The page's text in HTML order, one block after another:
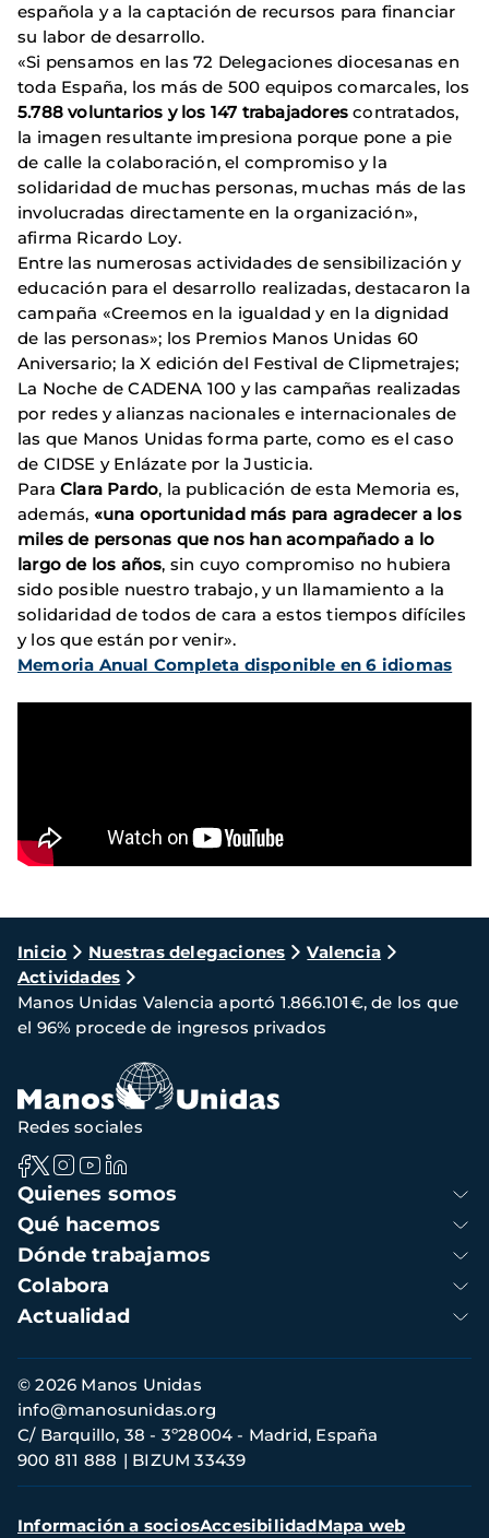
española y a la captación de recursos para financiar
su labor de desarrollo.
«Si pensamos en las 72 Delegaciones diocesanas en
toda España, los más de 500 equipos comarcales, los
5.788 voluntarios y los 147 trabajadores contratados,
la imagen resultante impresiona porque pone a pie
de calle la colaboración, el compromiso y la
solidaridad de muchas personas, muchas más de las
involucradas directamente en la organización»,
afirma Ricardo Loy.
Entre las numerosas actividades de sensibilización y
educación para el desarrollo realizadas, destacaron la
campaña «Creemos en la igualdad y en la dignidad
de las personas»; los Premios Manos Unidas 60
Aniversario; la X edición del Festival de Clipmetrajes;
La Noche de CADENA 100 y las campañas realizadas
por redes y alianzas nacionales e internacionales de
las que Manos Unidas forma parte, como es el caso
de CIDSE y Enlázate por la Justicia.
Para Clara Pardo, la publicación de esta Memoria es,
además, «una oportunidad más para agradecer a los
miles de personas que nos han acompañado a lo
largo de los años, sin cuyo compromiso no hubiera
sido posible nuestro trabajo, y un llamamiento a la
solidaridad de todos de cara a estos tiempos difíciles
y los que están por venir».
Memoria Anual Completa disponible en 6 idiomas
Ruta
de
navegación
Inicio Nuestras delegaciones
Valencia
Actividades
Manos Unidas Valencia aportó 1.866.101€, de los que
el 96% procede de ingresos privados
Navegación
principal
Quienes somos
Qué hacemos
Dónde trabajamos
Colabora
Actualidad
Redes sociales
Información
de
contacto
© 2026 Manos Unidas
C/ Barquillo, 38 - 3º28004 - Madrid, España
900 811 888
BIZUM 33439
info@manosunidas.org
Menú
Información a sociosAccesibilidadMapa web